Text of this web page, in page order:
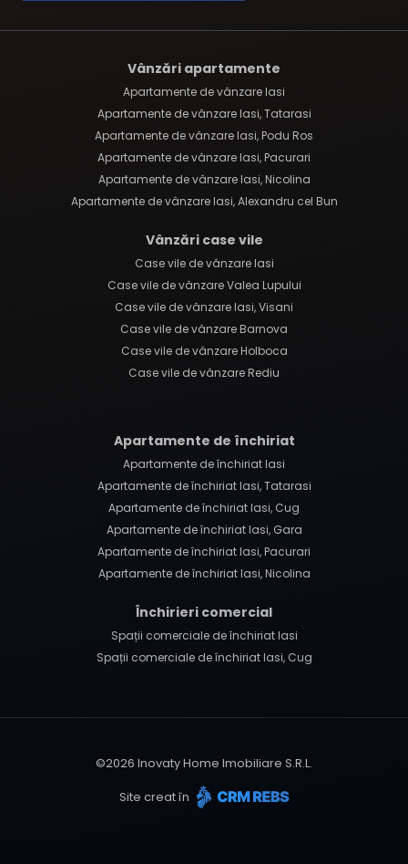
Vânzări apartamente
Apartamente de vânzare Iasi
Apartamente de vânzare Iasi, Tatarasi
Apartamente de vânzare Iasi, Podu Ros
Apartamente de vânzare Iasi, Pacurari
Apartamente de vânzare Iasi, Nicolina
Apartamente de vânzare Iasi, Alexandru cel Bun
Vânzări case vile
Case vile de vânzare Iasi
Case vile de vânzare Valea Lupului
Case vile de vânzare Iasi, Visani
Case vile de vânzare Barnova
Case vile de vânzare Holboca
Case vile de vânzare Rediu
Apartamente de închiriat
Apartamente de închiriat Iasi
Apartamente de închiriat Iasi, Tatarasi
Apartamente de închiriat Iasi, Cug
Apartamente de închiriat Iasi, Gara
Apartamente de închiriat Iasi, Pacurari
Apartamente de închiriat Iasi, Nicolina
Închirieri comercial
Spații comerciale de închiriat Iasi
Spații comerciale de închiriat Iasi, Cug
©2026 Inovaty Home Imobiliare S.R.L.
Site creat în